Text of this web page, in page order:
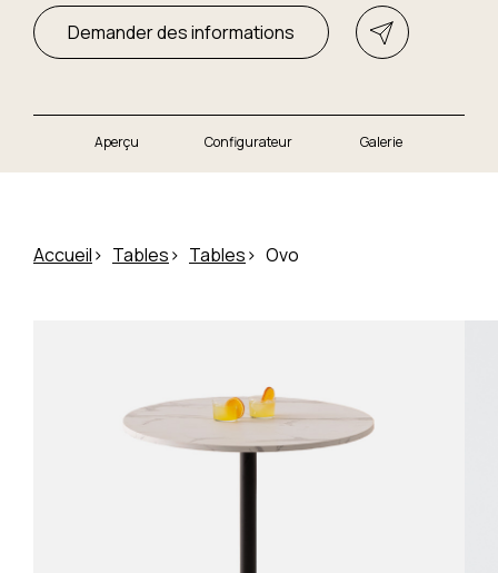
Demander des informations
Aperçu Configurateur Galerie
Accueil Tables Tables Ovo